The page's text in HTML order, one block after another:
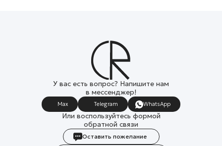
У вас есть вопрос? Напишите нам
в мессенджер!
Max Telegram WhatsApp
Или воспользуйтесь формой
обратной связи
Оставить пожелание